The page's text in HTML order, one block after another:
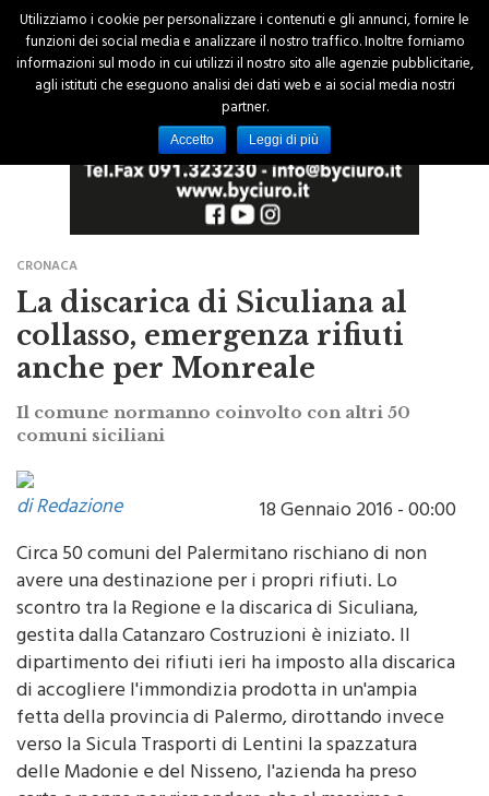
CRONACA
La discarica di Siculiana al
collasso, emergenza rifiuti
anche per Monreale
Il comune normanno coinvolto con altri 50
comuni siciliani
di Redazione
Circa 50 comuni del Palermitano rischiano di non
avere una destinazione per i propri rifiuti. Lo
scontro tra la Regione e la discarica di Siculiana,
gestita dalla Catanzaro Costruzioni è iniziato. Il
dipartimento dei rifiuti ieri ha imposto alla discarica
di accogliere l'immondizia prodotta in un'ampia
fetta della provincia di Palermo, dirottando invece
verso la Sicula Trasporti di Lentini la spazzatura
delle Madonie e del Nisseno, l'azienda ha preso
carta e penna per rispondere che al massimo a
Utilizziamo i cookie per personalizzare i contenuti e gli annunci, fornire le
funzioni dei social media e analizzare il nostro traffico. Inoltre forniamo
informazioni sul modo in cui utilizzi il nostro sito alle agenzie pubblicitarie,
agli istituti che eseguono analisi dei dati web e ai social media nostri
partner.
Accetto Leggi di più